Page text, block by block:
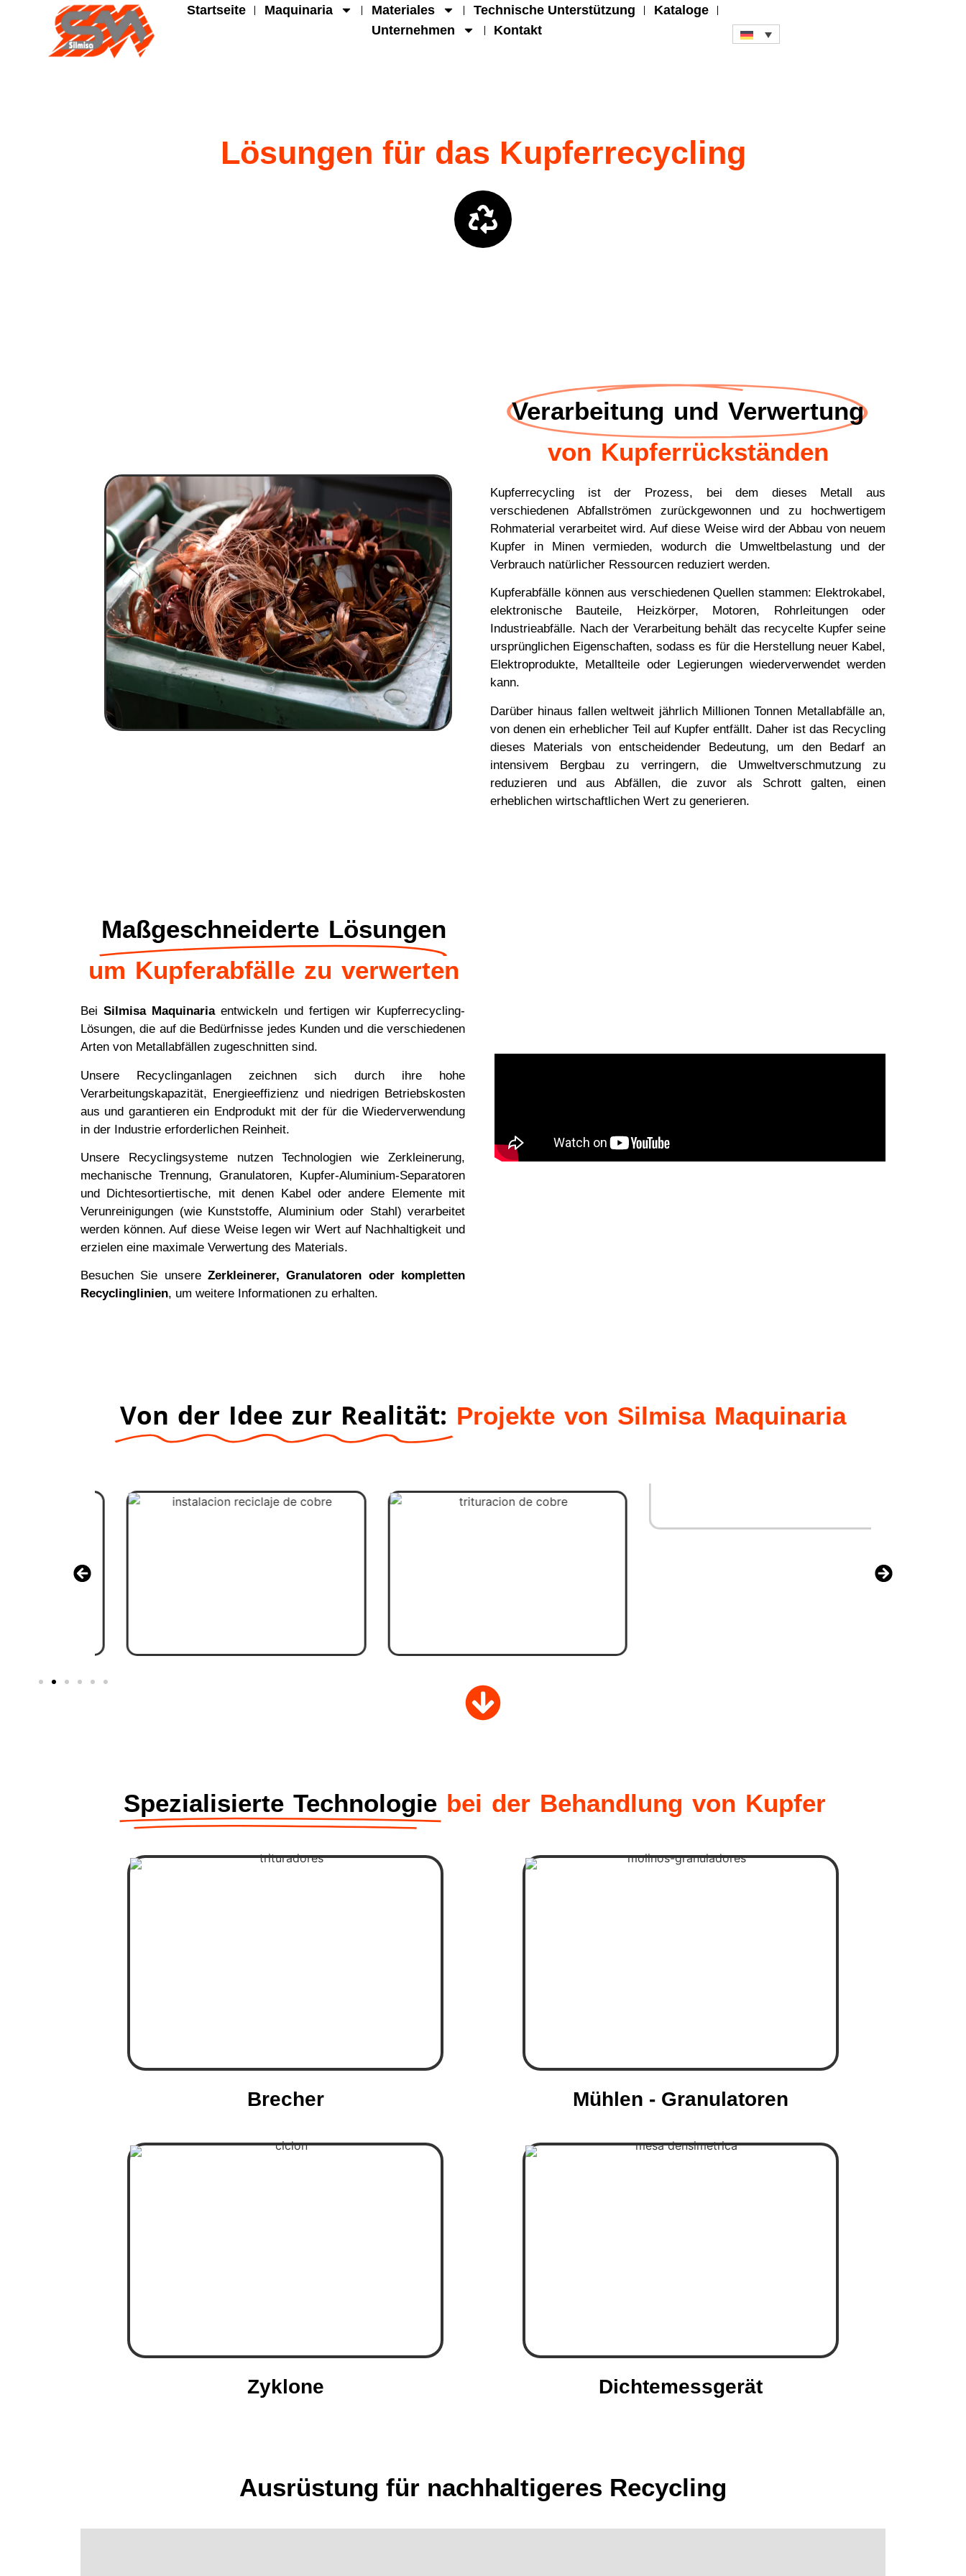
Startseite Maquinaria Materiales Technische Unterstützung
Kataloge
Unternehmen
Kontakt
Lösungen für das Kupferrecycling
Verarbeitung und Verwertung
von Kupferrückständen
Kupferrecycling ist der Prozess, bei dem dieses Metall aus
verschiedenen Abfallströmen zurückgewonnen und zu hochwertigem
Rohmaterial verarbeitet wird. Auf diese Weise wird der Abbau von neuem
Kupfer in Minen vermieden, wodurch die Umweltbelastung und der
Verbrauch natürlicher Ressourcen reduziert werden.
Kupferabfälle können aus verschiedenen Quellen stammen: Elektrokabel,
elektronische Bauteile, Heizkörper, Motoren, Rohrleitungen oder
Industrieabfälle. Nach der Verarbeitung behält das recycelte Kupfer seine
ursprünglichen Eigenschaften, sodass es für die Herstellung neuer Kabel,
Elektroprodukte, Metallteile oder Legierungen wiederverwendet werden
kann.
Darüber hinaus fallen weltweit jährlich Millionen Tonnen Metallabfälle an,
von denen ein erheblicher Teil auf Kupfer entfällt. Daher ist das Recycling
dieses Materials von entscheidender Bedeutung, um den Bedarf an
intensivem Bergbau zu verringern, die Umweltverschmutzung zu
reduzieren und aus Abfällen, die zuvor als Schrott galten, einen
erheblichen wirtschaftlichen Wert zu generieren.
Maßgeschneiderte Lösungen
um Kupferabfälle zu verwerten
BeiSilmisa Maquinariaentwickeln und fertigen wir Kupferrecycling-
Lösungen, die auf die Bedürfnisse jedes Kunden und die verschiedenen
Arten von Metallabfällen zugeschnitten sind.
Unsere Recyclinganlagen zeichnen sich durch ihre hohe
Verarbeitungskapazität, Energieeffizienz und niedrigen Betriebskosten
aus und garantieren ein Endprodukt mit der für die Wiederverwendung
in der Industrie erforderlichen Reinheit.
Unsere Recyclingsysteme nutzen Technologien wie Zerkleinerung,
mechanische Trennung, Granulatoren, Kupfer-Aluminium-Separatoren
und Dichtesortiertische, mit denen Kabel oder andere Elemente mit
Verunreinigungen (wie Kunststoffe, Aluminium oder Stahl) verarbeitet
werden können. Auf diese Weise legen wir Wert auf Nachhaltigkeit und
erzielen eine maximale Verwertung des Materials.
Besuchen Sie unsere Zerkleinerer, Granulatoren oder kompletten
Recyclinglinien, um weitere Informationen zu erhalten.
Von der Idee zur Realität: Projekte von Silmisa Maquinaria
Spezialisierte Technologie bei der Behandlung von Kupfer
Brecher Mühlen - Granulatoren
Zyklone Dichtemessgerät
Ausrüstung für nachhaltigeres Recycling